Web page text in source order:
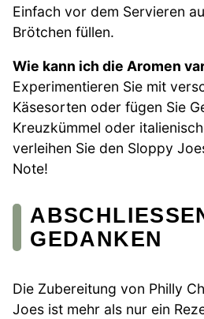
Einfach vor dem Servieren
Brötchen füllen.
Wie kann ich die Aromen
Experimentieren Sie mit
Käsesorten oder fügen Sie
Kreuzkümmel oder
verleihen Sie den Sloppy
Note!
EDANKEN
Die Zubereitung von Philly
Joes ist mehr als nur ein